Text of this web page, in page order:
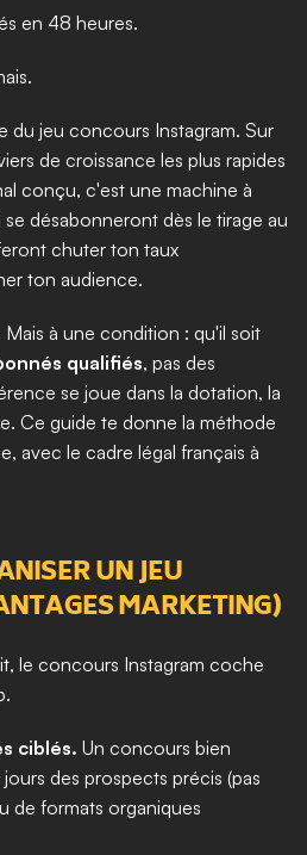
en 48 heures.
du jeu concours Instagram. Sur
de croissance les plus rapides
conçu, c'est une machine à
désabonneront dès le tirage au
chuter ton taux
ton audience.
à une condition : qu'il soit
qualifiés, pas des
se joue dans la dotation, la
Ce guide te donne la méthode
avec le cadre légal français à
UN JEU
MARKETING)
le concours Instagram coche
ciblés. Un concours bien
des prospects précis (pas
de formats organiques